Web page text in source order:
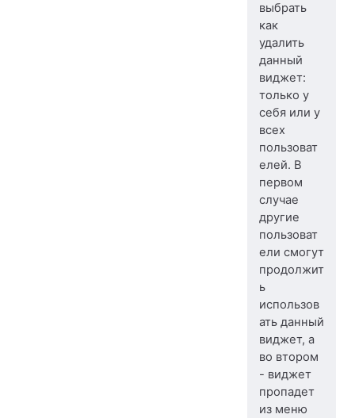
выбрать
как
удалить
данный
виджет:
только у
себя или у
всех
пользоват
елей. В
первом
случае
другие
пользоват
ели смогут
продолжит
ь
использов
ать данный
виджет, а
во втором
- виджет
пропадет
из меню